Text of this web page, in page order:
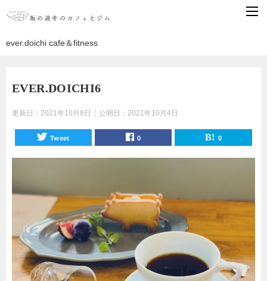
ever.doichi cafe＆fitness
EVER.DOICHI6
更新日： 2021年10月8日 公開日： 2021年10月4日
Tweet 0 0